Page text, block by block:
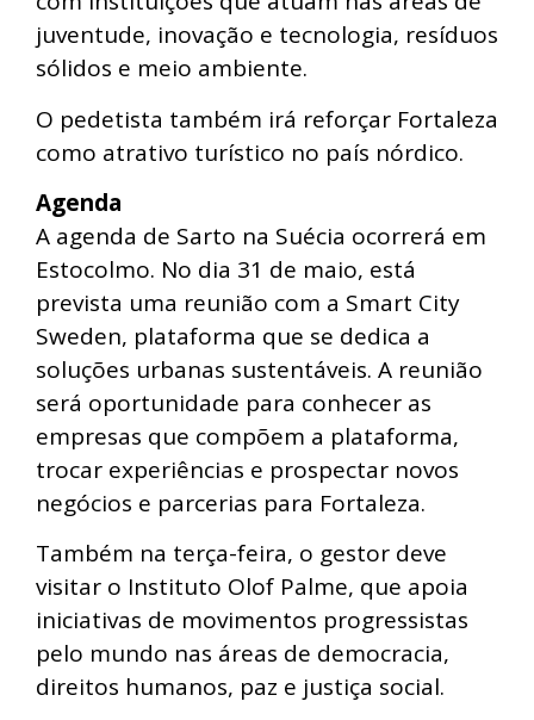
juventude, inovação e tecnologia, resíduos
sólidos e meio ambiente.
O pedetista também irá reforçar Fortaleza
como atrativo turístico no país nórdico.
Agenda
A agenda de Sarto na Suécia ocorrerá em
Estocolmo. No dia 31 de maio, está
prevista uma reunião com a Smart City
Sweden, plataforma que se dedica a
soluções urbanas sustentáveis. A reunião
será oportunidade para conhecer as
empresas que compõem a plataforma,
trocar experiências e prospectar novos
negócios e parcerias para Fortaleza.
Também na terça-feira, o gestor deve
visitar o Instituto Olof Palme, que apoia
iniciativas de movimentos progressistas
pelo mundo nas áreas de democracia,
direitos humanos, paz e justiça social.